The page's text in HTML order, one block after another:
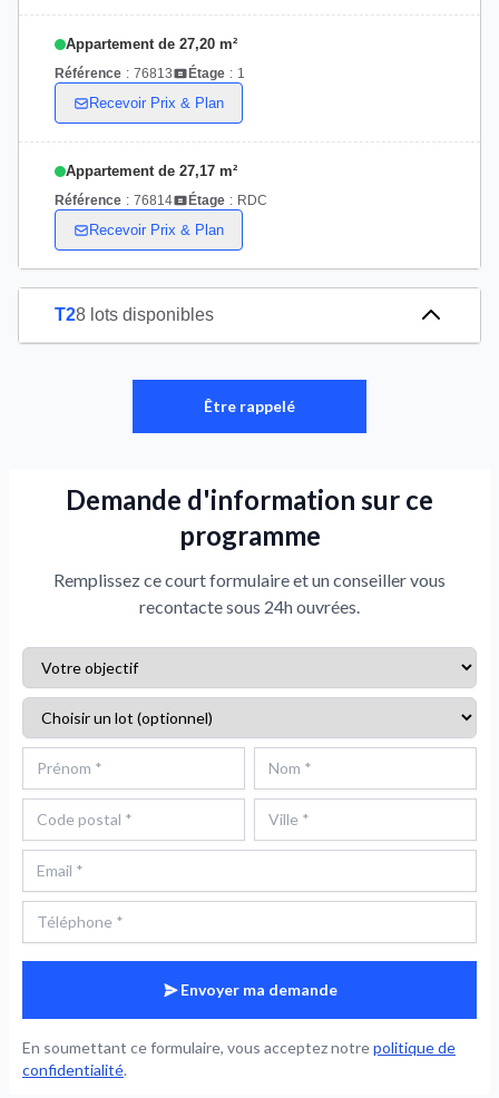
Appartement de 27,20 m²
Référence : 76813 Étage : 1
Recevoir Prix & Plan
Appartement de 27,17 m²
Référence : 76814 Étage : RDC
Recevoir Prix & Plan
T28 lots disponibles
Être rappelé
Demande d'information sur ce
programme
Remplissez ce court formulaire et un conseiller vous
recontacte sous 24h ouvrées.
Envoyer ma demande
En soumettant ce formulaire, vous acceptez notrepolitique de
confidentialité.